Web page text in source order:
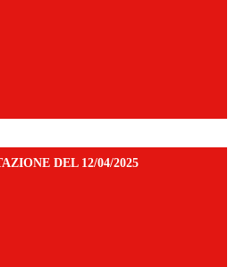
DEL 12/04/2025